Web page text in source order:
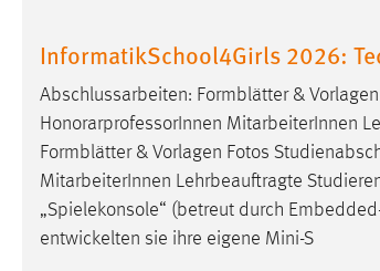
InformatikSchool4Girls 2026:
Abschlussarbeiten: Formblätter &
HonorarprofessorInnen MitarbeiterInnen
Formblätter & Vorlagen Fotos
MitarbeiterInnen Lehrbeauftragte
„Spielekonsole“ (betreut durch
entwickelten sie ihre eigene Mini-S
Vimeo